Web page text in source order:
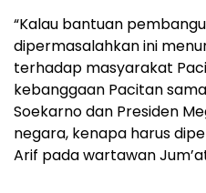
“Kalau bantuan
dipermasalahkan ini
terhadap masyarakat
kebanggaan Pacitan
Soekarno dan Presiden
negara, kenapa harus
Arif pada wartawan